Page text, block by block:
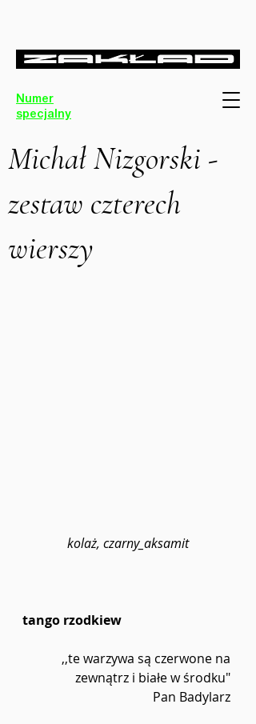
Numer
specjalny
Michał Nizgorski -
zestaw czterech
wierszy
kolaż, czarny_aksamit
tango rzodkiew
,,te warzywa są czerwone na
zewnątrz i białe w środku"
Pan Badylarz